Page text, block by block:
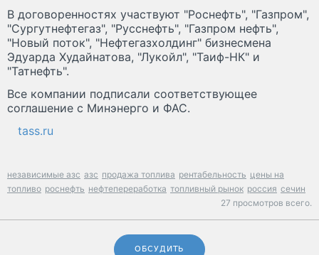
В договоренностях участвуют "Роснефть", "Газпром",
"Сургутнефтегаз", "Русснефть", "Газпром нефть",
"Новый поток", "Нефтегазхолдинг" бизнесмена
Эдуарда Худайнатова, "Лукойл", "Таиф-НК" и
"Татнефть".
Все компании подписали соответствующее
соглашение с Минэнерго и ФАС.
tass.ru
независимые азс азс продажа топлива рентабельность цены на
топливо роснефть нефтепереработка топливный рынок россия сечин
27 просмотров всего.
ОБСУДИТЬ